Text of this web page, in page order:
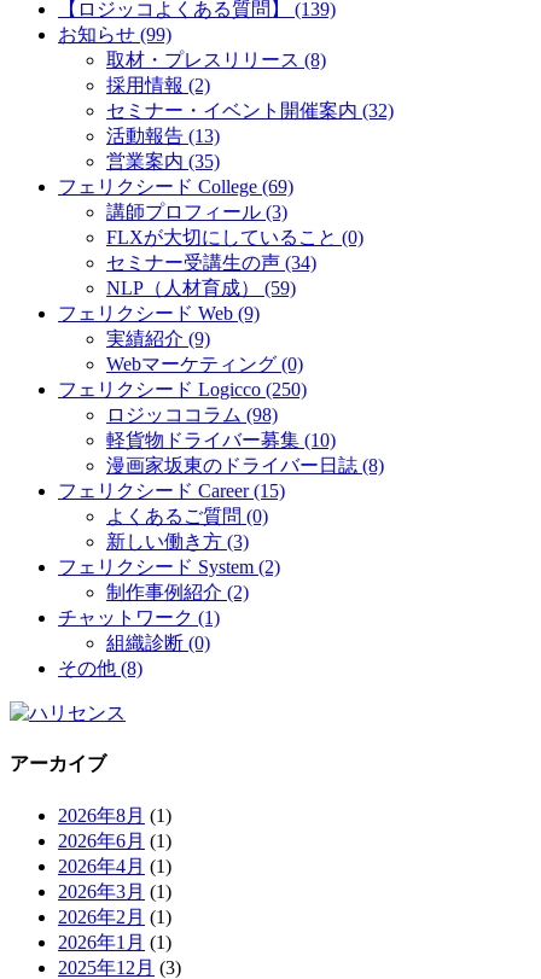
【ロジッコよくある質問】 (139)
お知らせ (99)
取材・プレスリリース (8)
採用情報 (2)
セミナー・イベント開催案内 (32)
活動報告 (13)
営業案内 (35)
フェリクシード College (69)
講師プロフィール (3)
FLXが大切にしていること (0)
セミナー受講生の声 (34)
NLP（人材育成） (59)
フェリクシード Web (9)
実績紹介 (9)
Webマーケティング (0)
フェリクシード Logicco (250)
ロジッココラム (98)
軽貨物ドライバー募集 (10)
漫画家坂東のドライバー日誌 (8)
フェリクシード Career (15)
よくあるご質問 (0)
新しい働き方 (3)
フェリクシード System (2)
制作事例紹介 (2)
チャットワーク (1)
組織診断 (0)
その他 (8)
アーカイブ
2026年8月 (1)
2026年6月 (1)
2026年4月 (1)
2026年3月 (1)
2026年2月 (1)
2026年1月 (1)
2025年12月 (3)